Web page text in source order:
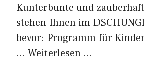
Kunterbunte und
stehen Ihnen im
bevor: Programm für
… Weiterlesen …